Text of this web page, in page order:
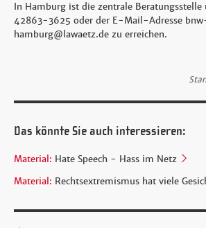
In Hamburg ist die zentrale
42863-3625 oder der E-Mail-Adresse
hamburg@lawaetz.de zu erreichen.
Das könnte Sie auch interessieren:
Material: Hate Speech - Hass im Netz
Material: Rechtsextremismus hat viele